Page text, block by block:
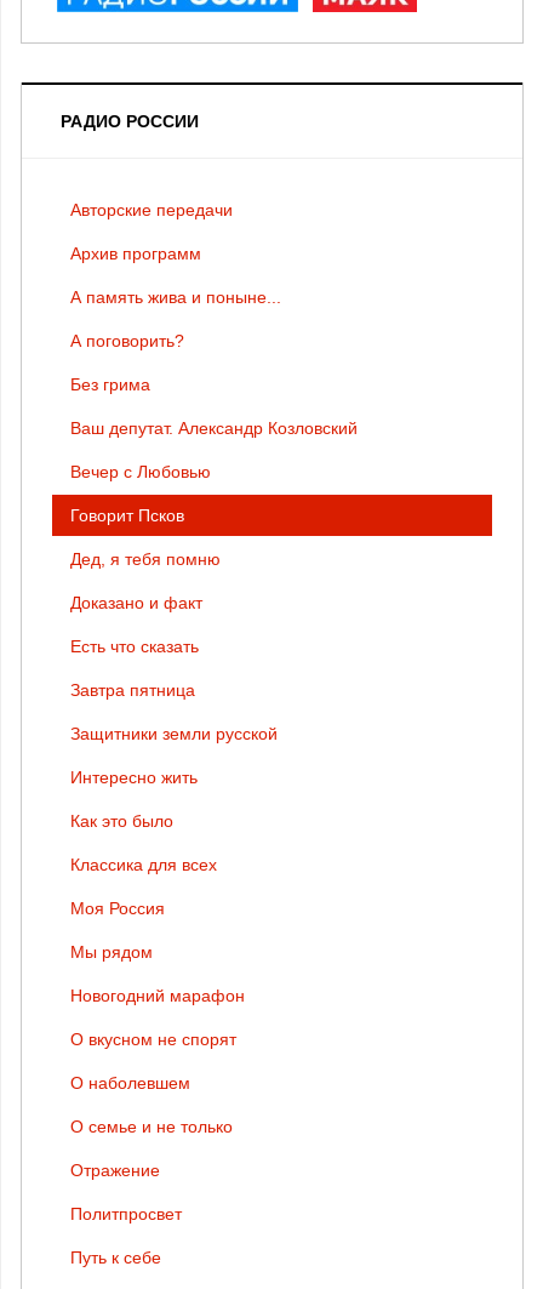
РАДИО РОССИИ
Авторские передачи
Архив программ
А память жива и поныне...
А поговорить?
Без грима
Ваш депутат. Александр Козловский
Вечер с Любовью
Говорит Псков
Дед, я тебя помню
Доказано и факт
Есть что сказать
Завтра пятница
Защитники земли русской
Интересно жить
Как это было
Классика для всех
Моя Россия
Мы рядом
Новогодний марафон
О вкусном не спорят
О наболевшем
О семье и не только
Отражение
Политпросвет
Путь к себе